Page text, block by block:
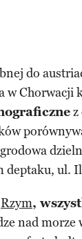
do
w Chorwacji
z
deptaku, ul.
Rzym,
nad morze